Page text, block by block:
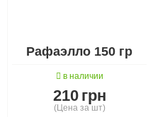
Рафаэлло 150 гр
в наличии
210 грн
(Цена за шт)